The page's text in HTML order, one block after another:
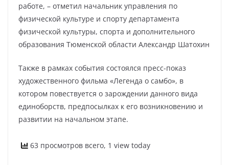
работе, –​​​​​​​ отметил начальник управления по
физической культуре и спорту департамента
физической культуры, спорта и дополнительного
образования Тюменской области Александр Шатохин
Также в рамках события состоялся пресс-показ
художественного фильма «Легенда о самбо», в
котором повествуется о зарождении данного вида
единоборств, предпосылках к его возникновению и
развитии на начальном этапе.
63 просмотров всего, 1 view today